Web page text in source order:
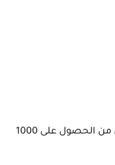
نعم، وبشكل ممتاز. الحصول على 10 إجابات عميقة وصادقة من جمهور صغير أفضل من الحصول على 1000